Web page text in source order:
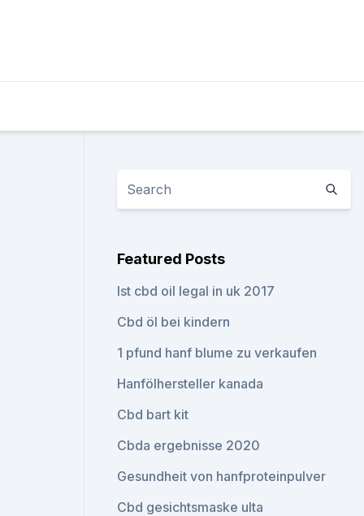
Featured Posts
Ist cbd oil legal in uk 2017
Cbd öl bei kindern
1 pfund hanf blume zu verkaufen
Hanfölhersteller kanada
Cbd bart kit
Cbda ergebnisse 2020
Gesundheit von hanfproteinpulver
Cbd gesichtsmaske ulta